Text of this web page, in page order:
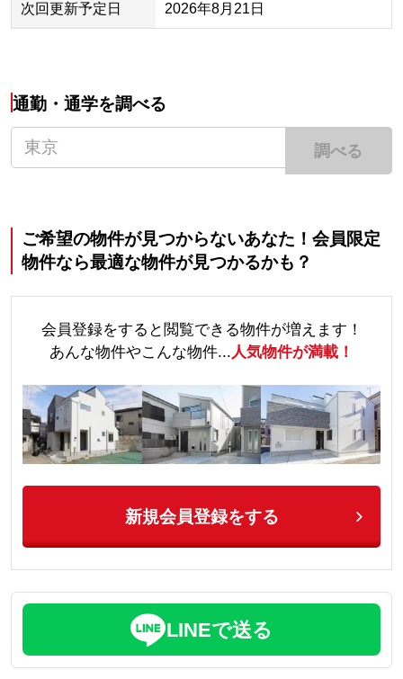
次回更新予定日 2026年8月21日
通勤・通学を調べる
調べる
ご希望の物件が見つからないあなた！会員限定
物件なら最適な物件が見つかるかも？
会員登録をすると閲覧できる物件が増えます！
あんな物件やこんな物件...人気物件が満載！
新規会員登録をする
LINEで送る